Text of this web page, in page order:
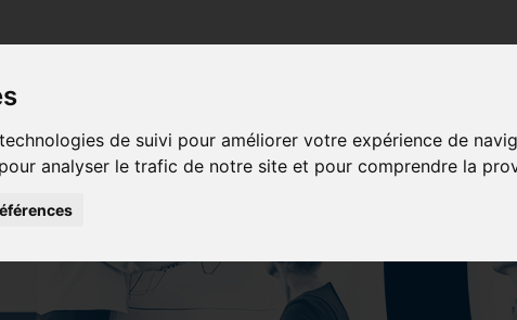
de suivi pour améliorer votre expérience de
analyser le trafic de notre site et pour comprendre la